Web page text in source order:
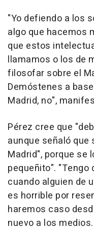
"Yo defiendo a los
algo que hacemos
que estos
llamamos o los de
filosofar sobre el
Demóstenes a
Madrid, no",
Pérez cree que
aunque señaló que
Madrid", porque se
pequeñito".
cuando alguien de
es horrible por
haremos caso
nuevo a los medios.